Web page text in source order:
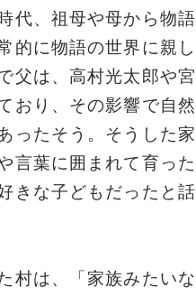
代、祖母や母から物語
的に物語の世界に親し
父は、高村光太郎や宮
おり、その影響で自然
ったそう。そうした家
言葉に囲まれて育った
きな子どもだったと話
村は、「家族みたいな